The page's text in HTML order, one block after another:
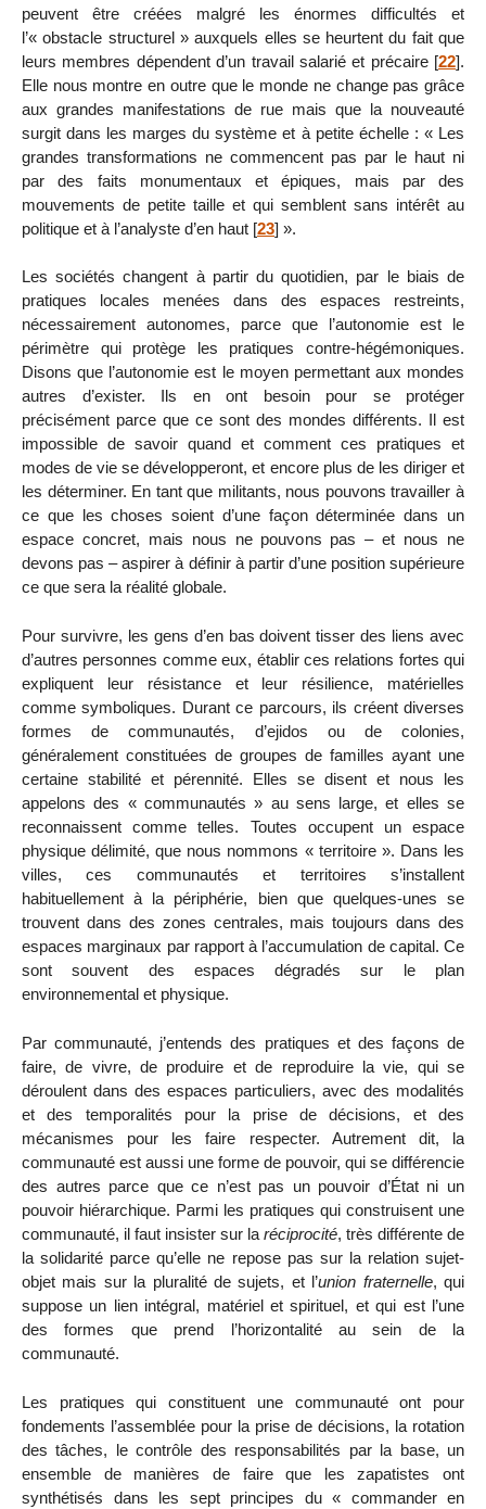
peuvent être créées malgré les énormes difficultés et
l’« obstacle structurel » auxquels elles se heurtent du fait que
leurs membres dépendent d’un travail salarié et précaire[22].
Elle nous montre en outre que le monde ne change pas grâce
aux grandes manifestations de rue mais que la nouveauté
surgit dans les marges du système et à petite échelle : « Les
grandes transformations ne commencent pas par le haut ni
par des faits monumentaux et épiques, mais par des
mouvements de petite taille et qui semblent sans intérêt au
politique et à l’analyste d’en haut [23] ».
Les sociétés changent à partir du quotidien, par le biais de
pratiques locales menées dans des espaces restreints,
nécessairement autonomes, parce que l’autonomie est le
périmètre qui protège les pratiques contre-hégémoniques.
Disons que l’autonomie est le moyen permettant aux mondes
autres d’exister. Ils en ont besoin pour se protéger
précisément parce que ce sont des mondes différents. Il est
impossible de savoir quand et comment ces pratiques et
modes de vie se développeront, et encore plus de les diriger et
les déterminer. En tant que militants, nous pouvons travailler à
ce que les choses soient d’une façon déterminée dans un
espace concret, mais nous ne pouvons pas – et nous ne
devons pas – aspirer à définir à partir d’une position supérieure
ce que sera la réalité globale.
Pour survivre, les gens d’en bas doivent tisser des liens avec
d’autres personnes comme eux, établir ces relations fortes qui
expliquent leur résistance et leur résilience, matérielles
comme symboliques. Durant ce parcours, ils créent diverses
formes de communautés, d’ejidos ou de colonies,
généralement constituées de groupes de familles ayant une
certaine stabilité et pérennité. Elles se disent et nous les
appelons des « communautés » au sens large, et elles se
reconnaissent comme telles. Toutes occupent un espace
physique délimité, que nous nommons « territoire ». Dans les
villes, ces communautés et territoires s’installent
habituellement à la périphérie, bien que quelques-unes se
trouvent dans des zones centrales, mais toujours dans des
espaces marginaux par rapport à l’accumulation de capital. Ce
sont souvent des espaces dégradés sur le plan
environnemental et physique.
Par communauté, j’entends des pratiques et des façons de
faire, de vivre, de produire et de reproduire la vie, qui se
déroulent dans des espaces particuliers, avec des modalités
et des temporalités pour la prise de décisions, et des
mécanismes pour les faire respecter. Autrement dit, la
communauté est aussi une forme de pouvoir, qui se différencie
des autres parce que ce n’est pas un pouvoir d’État ni un
pouvoir hiérarchique. Parmi les pratiques qui construisent une
communauté, il faut insister sur la réciprocité, très différente de
la solidarité parce qu’elle ne repose pas sur la relation sujet-
objet mais sur la pluralité de sujets, et l’union fraternelle, qui
suppose un lien intégral, matériel et spirituel, et qui est l’une
des formes que prend l’horizontalité au sein de la
communauté.
Les pratiques qui constituent une communauté ont pour
fondements l’assemblée pour la prise de décisions, la rotation
des tâches, le contrôle des responsabilités par la base, un
ensemble de manières de faire que les zapatistes ont
synthétisés dans les sept principes du « commander en